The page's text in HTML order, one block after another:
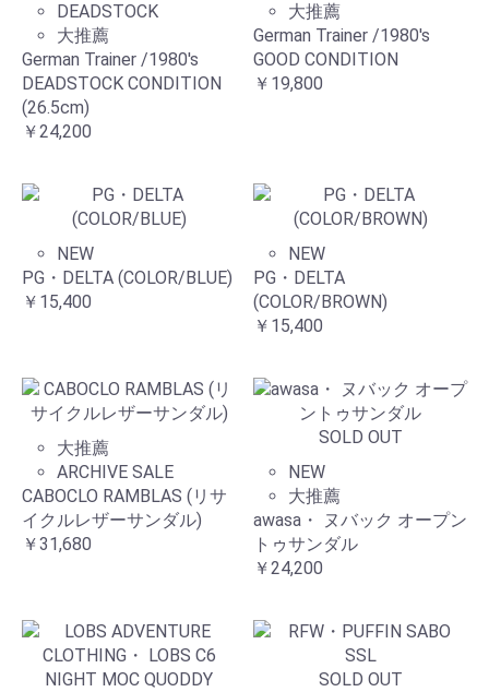
DEADSTOCK
大推薦
German Trainer /1980's
DEADSTOCK CONDITION
(26.5cm)
￥24,200
大推薦
German Trainer /1980's
GOOD CONDITION
￥19,800
NEW
PG・DELTA (COLOR/BLUE)
￥15,400
NEW
PG・DELTA
(COLOR/BROWN)
￥15,400
大推薦
ARCHIVE SALE
CABOCLO RAMBLAS (リサ
イクルレザーサンダル)
￥31,680
SOLD OUT
NEW
大推薦
awasa・ ヌバック オープン
トゥサンダル
￥24,200
SOLD OUT